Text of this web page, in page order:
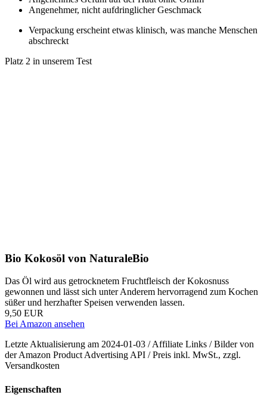
Angenehmer, nicht aufdringlicher Geschmack
Verpackung erscheint etwas klinisch, was manche Menschen
abschreckt
Platz 2 in unserem Test
Bio Kokosöl von NaturaleBio
Das Öl wird aus getrocknetem Fruchtfleisch der Kokosnuss
gewonnen und lässt sich unter Anderem hervorragend zum Kochen
süßer und herzhafter Speisen verwenden lassen.
9,50 EUR
Bei Amazon ansehen
Letzte Aktualisierung am 2024-01-03 / Affiliate Links / Bilder von
der Amazon Product Advertising API / Preis inkl. MwSt., zzgl.
Versandkosten
Eigenschaften